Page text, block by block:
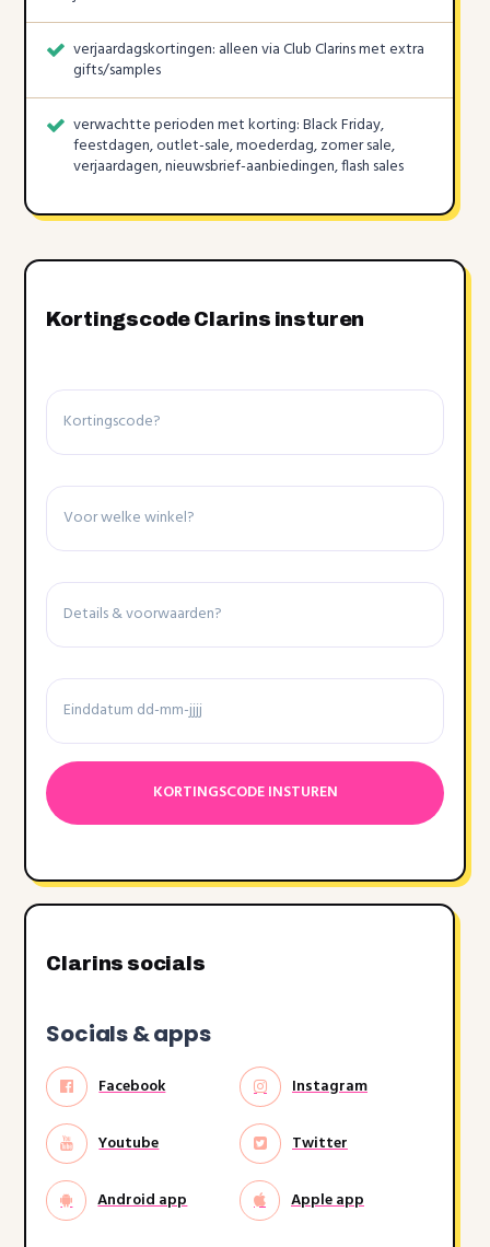
verjaardagskortingen: alleen via Club Clarins met extra
gifts/samples
verwachtte perioden met korting: Black Friday,
feestdagen, outlet-sale, moederdag, zomer sale,
verjaardagen, nieuwsbrief-aanbiedingen, flash sales
Kortingscode Clarins insturen
Kortingscode
Winkel
Details
voorwaarden
Einddatum
dash
MM
dash
Clarins socials
Socials & apps
Facebook Instagram
Youtube Twitter
Android app Apple app